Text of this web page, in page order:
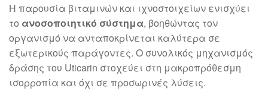
Η παρουσία βιταμινών και ιχνοστοιχείων ενισχύει
το ανοσοποιητικό σύστημα, βοηθώντας τον
οργανισμό να ανταποκρίνεται καλύτερα σε
εξωτερικούς παράγοντες. Ο συνολικός μηχανισμός
δράσης του Uticarin στοχεύει στη μακροπρόθεσμη
ισορροπία και όχι σε προσωρινές λύσεις.